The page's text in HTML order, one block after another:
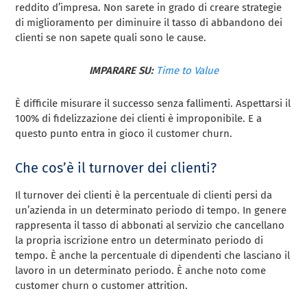
reddito d’impresa. Non sarete in grado di creare strategie
di miglioramento per diminuire il tasso di abbandono dei
clienti se non sapete quali sono le cause.
IMPARARE SU: Time to Value
È difficile misurare il successo senza fallimenti. Aspettarsi il
100% di fidelizzazione dei clienti è improponibile. E a
questo punto entra in gioco il customer churn.
Che cos’è il turnover dei clienti?
Il turnover dei clienti è la percentuale di clienti persi da
un’azienda in un determinato periodo di tempo. In genere
rappresenta il tasso di abbonati al servizio che cancellano
la propria iscrizione entro un determinato periodo di
tempo. È anche la percentuale di dipendenti che lasciano il
lavoro in un determinato periodo. È anche noto come
customer churn o customer attrition.